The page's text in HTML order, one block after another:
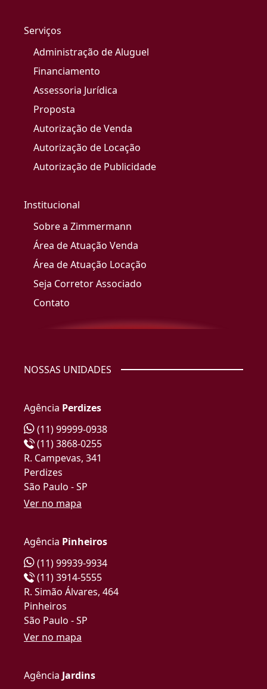
Serviços
Administração de Aluguel
Financiamento
Assessoria Jurídica
Proposta
Autorização de Venda
Autorização de Locação
Autorização de Publicidade
Institucional
Sobre a Zimmermann
Área de Atuação Venda
Área de Atuação Locação
Seja Corretor Associado
Contato
NOSSAS UNIDADES
Agência Perdizes
(11) 99999-0938
(11) 3868-0255
R. Campevas, 341
Perdizes
São Paulo - SP
Ver no mapa
Agência Pinheiros
(11) 99939-9934
(11) 3914-5555
R. Simão Álvares, 464
Pinheiros
São Paulo - SP
Ver no mapa
Agência Jardins